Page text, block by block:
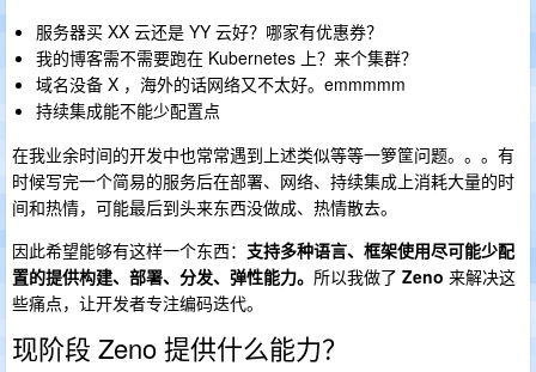
服务器买 XX 云还是 YY 云好？哪家有优惠券？
我的博客需不需要跑在 Kubernetes 上？来个集群？
域名没备 X ，海外的话网络又不太好。emmmmm
持续集成能不能少配置点
在我业余时间的开发中也常常遇到上述类似等等一箩筐问题。。。有
时候写完一个简易的服务后在部署、网络、持续集成上消耗大量的时
间和热情，可能最后到头来东西没做成、热情散去。
因此希望能够有这样一个东西： 支持多种语言、框架使用尽可能少配
置的提供构建、部署、分发、弹性能力。 所以我做了 Zeno 来解决这
些痛点，让开发者专注编码迭代。
现阶段 Zeno 提供什么能力？